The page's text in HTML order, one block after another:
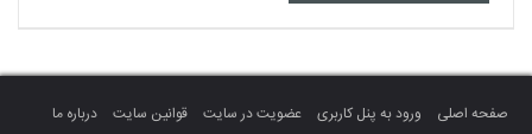
موزیک زیبای حواس پرت از سینا درخشنده
دانلود آهنگ میثم ثامری دلم تنگه برات صفحه اصلی ورود به پنل کاربری عضویت در سایت قوانین سایت
درباره ما